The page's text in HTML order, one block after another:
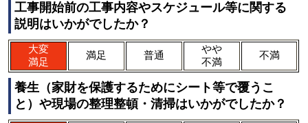
工事開始前の工事内容やスケジュール等に関する
説明はいかがでしたか？
大変
満足
満足 普通
やや
不満
不満
養生（家財を保護するためにシート等で覆うこ
と）や現場の整理整頓・清掃はいかがでしたか？